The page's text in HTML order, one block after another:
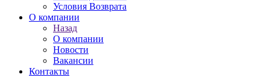
Условия Возврата
О компании
Назад
О компании
Новости
Вакансии
Контакты